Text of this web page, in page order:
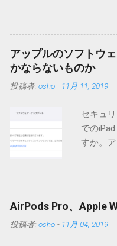
す。 現在のバージョン
点が多いため、こちらに
は0.6.3をご利用ください
されてしまう不具合が存
entry.zipをダウンロードす
を見ると「_MACOSX」
うようです。）
バージョン番号と同じバ
一つずつ順に適用してい
目的となっています。
ール本文の1行目にauthor
定してください。使用す
応じて指定してください
アップルのソフトウ
かならないものか
投稿者: osho - 11月 11, 2019
セキュ
での
すか。
アップ
ださい
説明に
てきそ
分から
AirPods Pro、Apple
投稿者: osho - 11月 04, 2019